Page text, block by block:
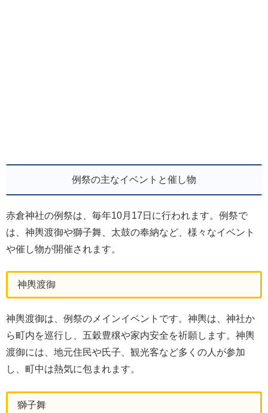
例祭の主なイベントと催し物
赤倉神社の例祭は、毎年10月17日に行われます。例祭で
は、神輿渡御や獅子舞、太鼓の奉納など、様々なイベント
や催し物が開催されます。
神輿渡御
神輿渡御は、例祭のメインイベントです。神輿は、神社か
ら町内を巡行し、五穀豊穣や家内安全を祈願します。神輿
渡御には、地元住民や氏子、観光客など多くの人が参加
し、町中は熱気に包まれます。
獅子舞